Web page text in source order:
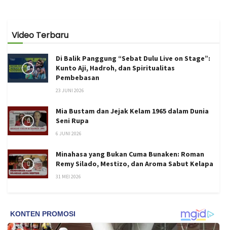
Video Terbaru
Di Balik Panggung “Sebat Dulu Live on Stage”:
Kunto Aji, Hadroh, dan Spiritualitas
Pembebasan
23 JUNI 2026
Mia Bustam dan Jejak Kelam 1965 dalam Dunia
Seni Rupa
6 JUNI 2026
Minahasa yang Bukan Cuma Bunaken: Roman
Remy Silado, Mestizo, dan Aroma Sabut Kelapa
31 MEI 2026